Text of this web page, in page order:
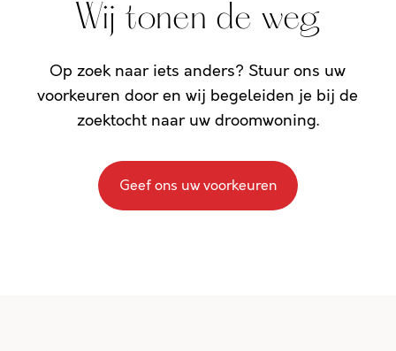
Wij tonen de weg
Op zoek naar iets anders? Stuur ons uw
voorkeuren door en wij begeleiden je bij de
zoektocht naar uw droomwoning.
Geef ons uw voorkeuren